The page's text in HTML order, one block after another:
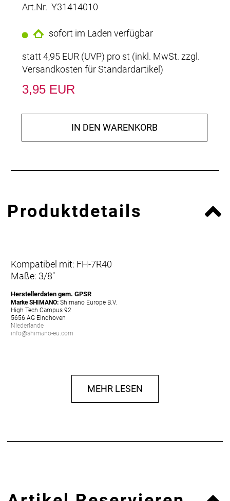
Art.Nr. Y31414010
sofort im Laden verfügbar
statt 4,95 EUR (UVP) pro st (inkl. MwSt. zzgl.
Versandkosten für Standardartikel)
3,95 EUR
IN DEN WARENKORB
Produktdetails
Kompatibel mit: FH-7R40
Maße: 3/8"
Herstellerdaten gem. GPSR
Marke SHIMANO: Shimano Europe B.V.
High Tech Campus 92
5656 AG Eindhoven
Niederlande
info@shimano-eu.com
MEHR LESEN